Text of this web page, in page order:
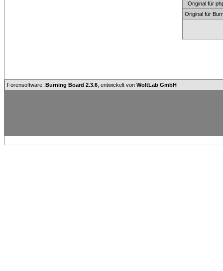
Original für
Original für
Forensoftware: Burning Board 2.3.6 , entwickelt von WoltLab GmbH